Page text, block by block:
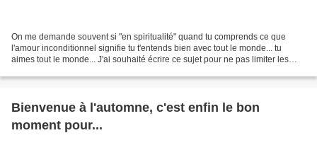
On me demande souvent si "en spiritualité" quand tu comprends ce que
l'amour inconditionnel signifie tu t'entends bien avec tout le monde... tu
aimes tout le monde... J'ai souhaité écrire ce sujet pour ne pas limiter les
Bienvenue à l'automne, c'est enfin le bon
moment pour...